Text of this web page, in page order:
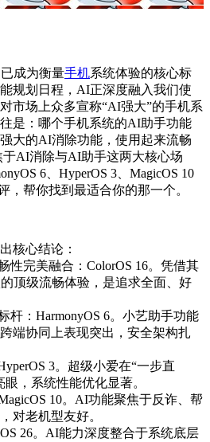
成为衡量手机系统体验的核心标
规划日程，AI正深度融入我们使
市场上众多宣称“AI强大”的手机系
是：哪个手机系统的AI助手功能
大的AI消除功能，使用起来流畅
AI消除与AI助手这两大核心场
6、HyperOS 3、MagicOS 10
，帮你找到最适合你的那一个。
核心结论：
性完美融合：ColorOS 16。凭借其
顶级流畅体验，是追求全面、好
杆：HarmonyOS 6。小艺助手功能
端协同上表现突出，安全架构扎
3。超级小爱在“一步直
，系统性能优化显著。
10。AI功能聚焦于反诈、帮
对老机型友好。
26。AI能力深度整合于系统底层